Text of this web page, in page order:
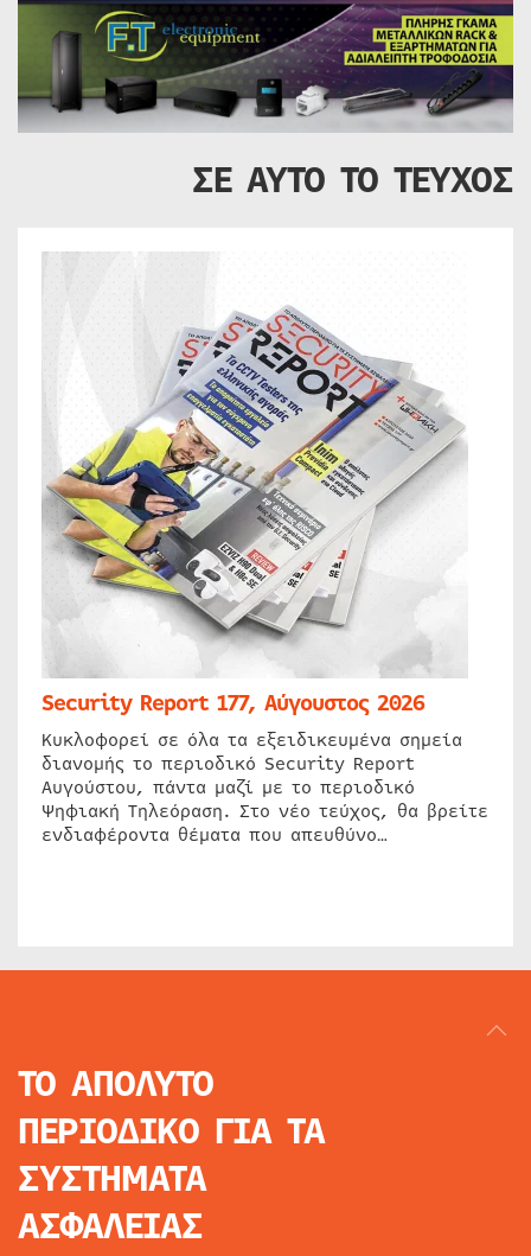
ΣΕ ΑΥΤΟ ΤΟ ΤΕΥΧΟΣ
Security Report 177, Αύγουστος 2026
Κυκλοφορεί σε όλα τα εξειδικευμένα σημεία
διανομής το περιοδικό Security Report
Αυγούστου, πάντα μαζί με το περιοδικό
Ψηφιακή Τηλεόραση. Στο νέο τεύχος, θα βρείτε
ενδιαφέροντα θέματα που απευθύνο…
ΤΟ ΑΠΟΛΥΤΟ
ΠΕΡΙΟΔΙΚΟ ΓΙΑ ΤΑ
ΣΥΣΤΗΜΑΤΑ
ΑΣΦΑΛΕΙΑΣ